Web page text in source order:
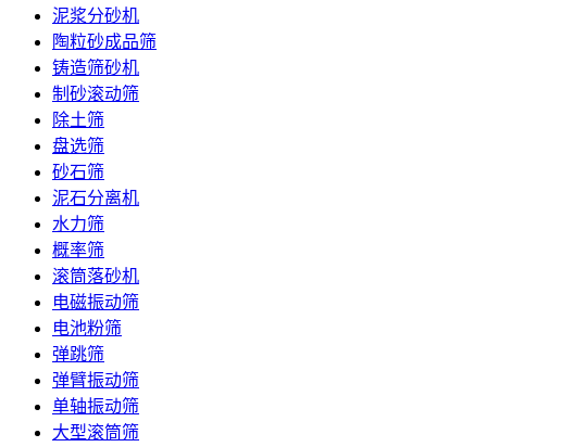
泥浆分砂机
陶粒砂成品筛
铸造筛砂机
制砂滚动筛
除土筛
盘选筛
砂石筛
泥石分离机
水力筛
概率筛
滚筒落砂机
电磁振动筛
电池粉筛
弹跳筛
弹臂振动筛
单轴振动筛
大型滚筒筛